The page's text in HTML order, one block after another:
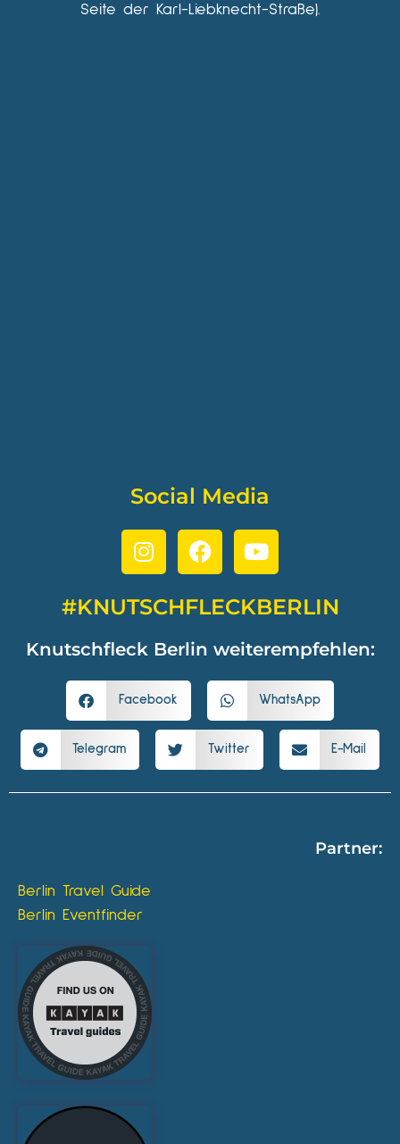
Seite der Karl-Liebknecht-Straße).
Social Media
#KNUTSCHFLECKBERLIN
Knutschfleck Berlin weiterempfehlen:
Facebook WhatsApp
Telegram Twitter E-Mail
Partner:
Berlin Travel Guide
Berlin Eventfinder